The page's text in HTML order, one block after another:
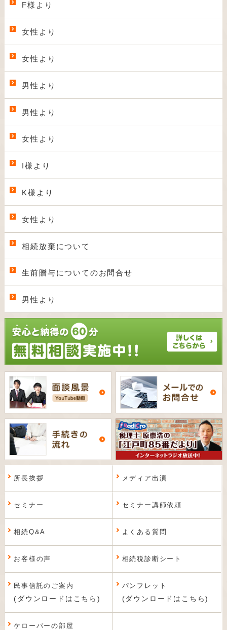
F様より
女性より
女性より
男性より
男性より
女性より
I様より
K様より
女性より
相続放棄について
生前贈与についてのお問合せ
男性より
所長挨拶 メディア出演
セミナー セミナー講師依頼
相続Q&A よくある質問
お客様の声 相続税診断シート
民事信託のご案内
(ダウンロードはこちら)
パンフレット
(ダウンロードはこちら)
ケローバーの部屋